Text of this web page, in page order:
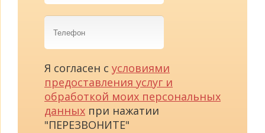
Телефон
Я согласен с условиями
предоставления услуг и
обработкой моих персональных
данных при нажатии
"ПЕРЕЗВОНИТЕ"